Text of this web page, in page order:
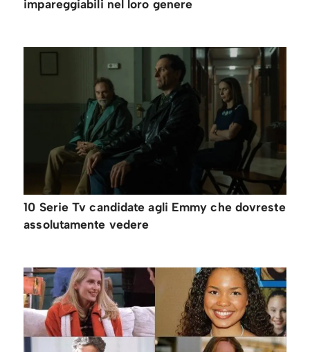
impareggiabili nel loro genere
10 Serie Tv candidate agli Emmy che dovreste
assolutamente vedere